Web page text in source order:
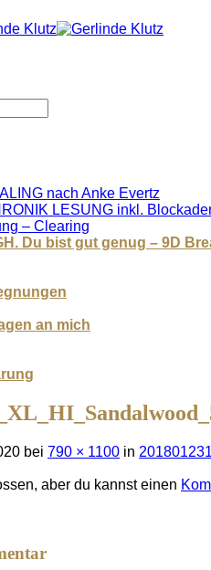
nach Anke Evertz
LESUNG inkl.
– Clearing
Du bist gut genug – 9D
an mich
bei 790 × 1100 in
aber du kannst einen